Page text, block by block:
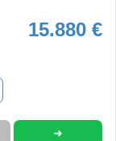
15.880 €
➜